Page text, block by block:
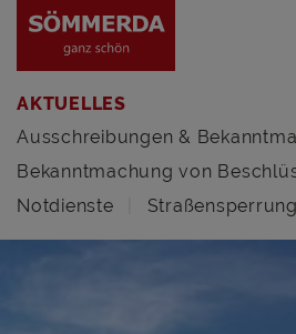
AKTUELLES
Ausschreibungen &
Bekanntmachung von
Notdienste